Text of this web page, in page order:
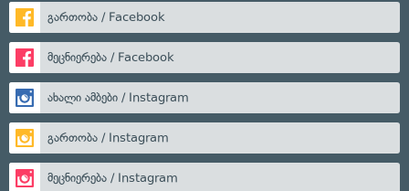
გართობა / Facebook
მეცნიერება / Facebook
ახალი ამბები / Instagram
გართობა / Instagram
მეცნიერება / Instagram